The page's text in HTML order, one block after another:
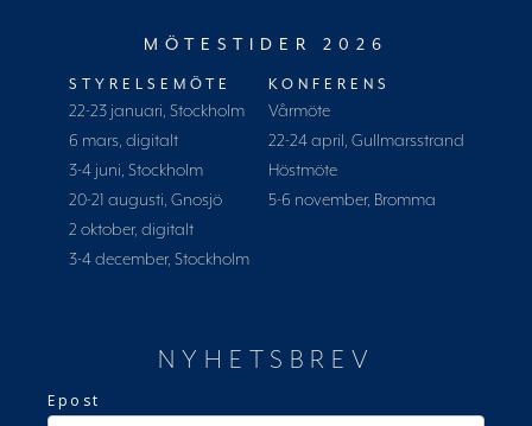
MÖTESTIDER 2026
STYRELSEMÖTE
22-23 januari, Stockholm
6 mars, digitalt
3-4 juni, Stockholm
20-21 augusti, Gnosjö
2 oktober, digitalt
3-4 december, Stockholm
KONFERENS
Vårmöte
22-24 april, Gullmarsstrand
Höstmöte
5-6 november, Bromma
NYHETSBREV
Epost